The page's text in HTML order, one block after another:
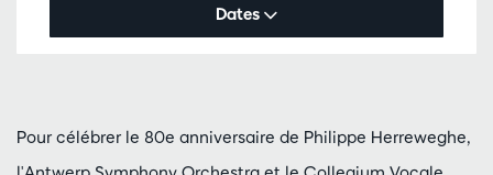
Dates
Pour célébrer le 80e anniversaire de Philippe Herreweghe,